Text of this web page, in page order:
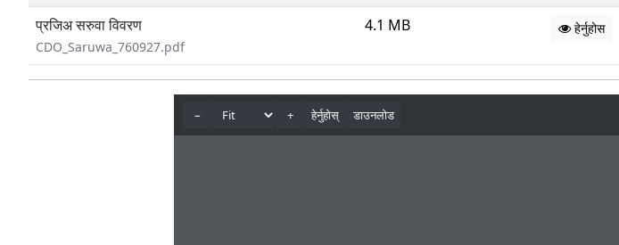
प्रजिअ सरुवा विवरण
CDO_Saruwa_760927.pdf
4.1 MB हेर्नुहोस